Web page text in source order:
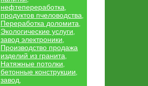
нефтепереработка,
продуктов пчеловодства,
Переработка доломита,
Экологические услуги,
завод электроники,
Производство продажа
изделий из гранита,
Натяжные потолки,
бетонные конструкции,
завод,